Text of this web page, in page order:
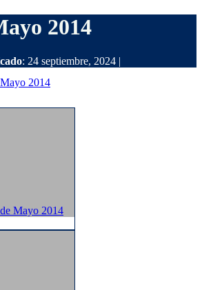
2014
: 24 septiembre, 2024 |
2014